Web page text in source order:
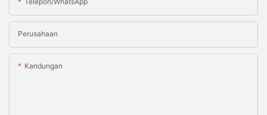
Perusahaan
Kandungan